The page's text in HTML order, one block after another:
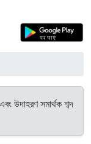
উদাহরণ সমার্থক শব্দ